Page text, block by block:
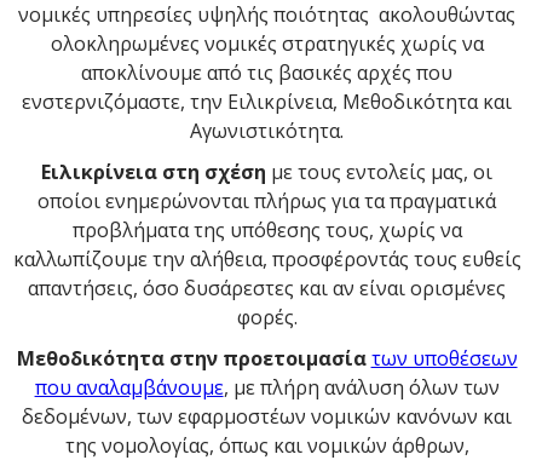
νομικές υπηρεσίες υψηλής ποιότητας ακολουθώντας
ολοκληρωμένες νομικές στρατηγικές χωρίς να
αποκλίνουμε από τις βασικές αρχές που
ενστερνιζόμαστε, την Ειλικρίνεια, Μεθοδικότητα και
Αγωνιστικότητα.
Ειλικρίνεια στη σχέση με τους εντολείς μας, οι
οποίοι ενημερώνονται πλήρως για τα πραγματικά
προβλήματα της υπόθεσης τους, χωρίς να
καλλωπίζουμε την αλήθεια, προσφέροντάς τους ευθείς
απαντήσεις, όσο δυσάρεστες και αν είναι ορισμένες
φορές.
Μεθοδικότητα στην προετοιμασία των υποθέσεων
που αναλαμβάνουμε, με πλήρη ανάλυση όλων των
δεδομένων, των εφαρμοστέων νομικών κανόνων και
της νομολογίας, όπως και νομικών άρθρων,